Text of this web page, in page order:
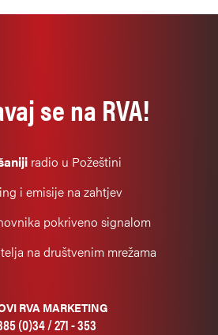
se na RVA!
radio u Požeštini
i emisije na zahtjev
pokriveno signalom
na društvenim mrežama
RVA MARKETING
(0)34 / 271 - 353